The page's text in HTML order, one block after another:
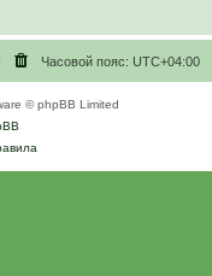
Часовой пояс: UTC+04:00
© phpBB Limited